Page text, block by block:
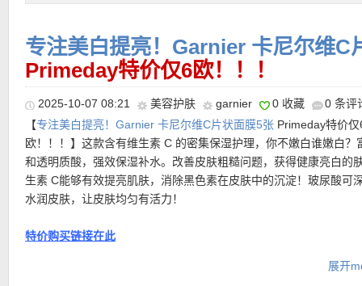
专注美白提亮！Garnier 卡尼尔维C
Primeday特价仅6欧！！！
2025-10-07 08:21 美容护肤 garnier 0 收藏
0 条评
【专注美白提亮！Garnier 卡尼尔维C片状面膜5张 Primeday特价仅
欧！！！】这款含有维生素 C 的密集保湿护理，你不嫩白谁嫩白？
和透明质酸，强效保湿补水。改善皮肤粗糙问题，获得健康亮白的
生素 C能够有效提亮肌肤，消除黑色素在皮肤中的沉淀！玻尿酸可
水润皮肤，让皮肤均匀有活力！
特价购买链接在此
展开